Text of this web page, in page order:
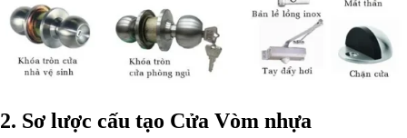
2. Sơ lược cấu tạo Cửa Vòm nhựa